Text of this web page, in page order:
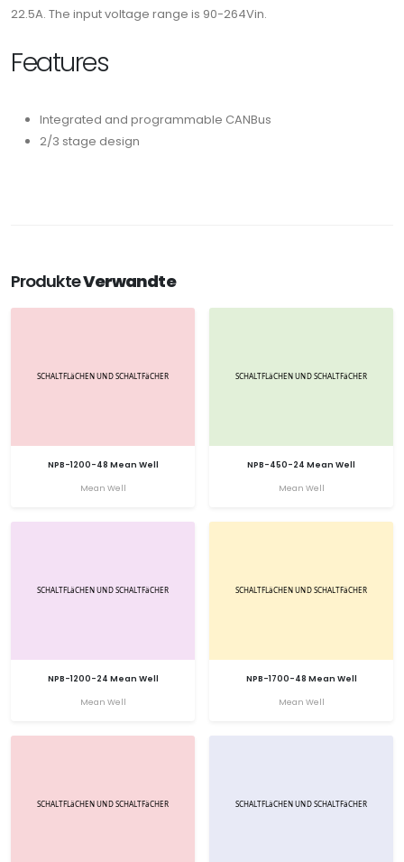
22.5A. The input voltage range is 90-264Vin.
Features
Integrated and programmable CANBus
2/3 stage design
ProdukteVerwandte
NPB-1200-48 Mean Well
Mean Well
NPB-450-24 Mean Well
Mean Well
NPB-1200-24 Mean Well
Mean Well
NPB-1700-48 Mean Well
Mean Well